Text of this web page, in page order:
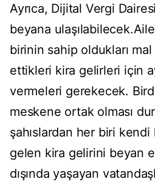
Ayrıca, Dijital Vergi
beyana
birinin sahip oldukları
ettikleri kira gelirleri için
vermeleri gerekecek.
meskene ortak olması
şahıslardan her biri kendi
gelen kira gelirini beyan
dışında yaşayan